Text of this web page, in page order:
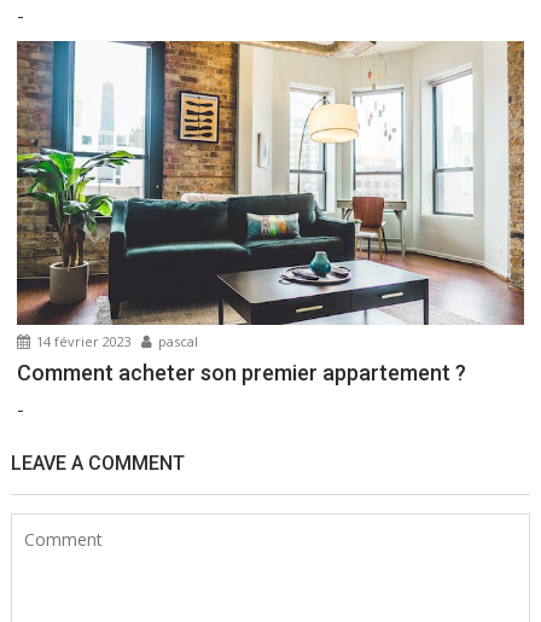
-
14 février 2023 pascal
Comment acheter son premier appartement ?
-
LEAVE A COMMENT